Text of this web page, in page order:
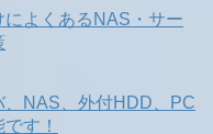
よくあるNAS・サー
NAS、外付HDD、PC
す！